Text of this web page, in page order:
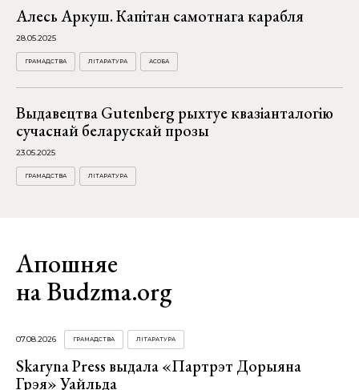
Алесь Аркуш. Капітан самотнага карабля
28.05.2025
ГРАМАДСТВА ЛІТАРАТУРА АСОБА
Выдавецтва Gutenberg рыхтуе квазіанталогію
сучаснай беларускай прозы
23.05.2025
ГРАМАДСТВА ЛІТАРАТУРА
Апошняе
на Budzma.org
07.08.2026 ГРАМАДСТВА ЛІТАРАТУРА
Skaryna Press выдала «Партрэт Дорыяна
Грэя» Уайльда